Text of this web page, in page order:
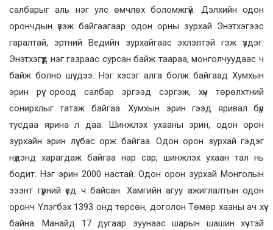
салбарыг аль нэг улс өмчлөх боломжгүй. Дэлхийн одон
орончдын үзэж байгаагаар одон орны зурхай Энэтхэгээс
гаралтай, эртний Ведийн зурхайгаас эхлэлтэй гэж үздэг.
Энэтхэгүүд нэг газраас сурсан байж таараа, монголчуудаас ч
байж болно шүү дээ. Нэг хэсэг алга болж байгаад Хумхын
эрин рүү ороод салбар эргээд сэргэж, хүн төрөлхтний
сонирхлыг татаж байгаа. Хумхын эрин гээд яривал бүр
тусдаа ярина л даа. Шинжлэх ухааны эрин, одон орон
зурхайн эрин лүү бас орж байгаа. Одон орон зурхай гэдэг
нүдэнд харагдаж байгаа нар сар, шинжлэх ухаан тал нь
бодит. Нэг эрин 2000 настай. Одон орон зурхай Монголын
эзэнт гүрний үед ч байсан. Хамгийн агуу ажиглалтын одон
оронч Үлэгбэх 1393 онд төрсөн, доголон Төмөр хааны ач хүү
байна. Манайд 17 дугаар зуунаас шарын шашин хүчтэй